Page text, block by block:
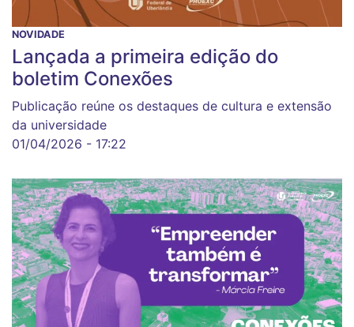
NOVIDADE
Lançada a primeira edição do
boletim Conexões
Publicação reúne os destaques de cultura e extensão
da universidade
01/04/2026 - 17:22